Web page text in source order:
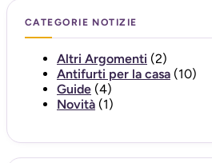
CATEGORIE NOTIZIE
Altri Argomenti (2)
Antifurti per la casa (10)
Guide (4)
Novità (1)